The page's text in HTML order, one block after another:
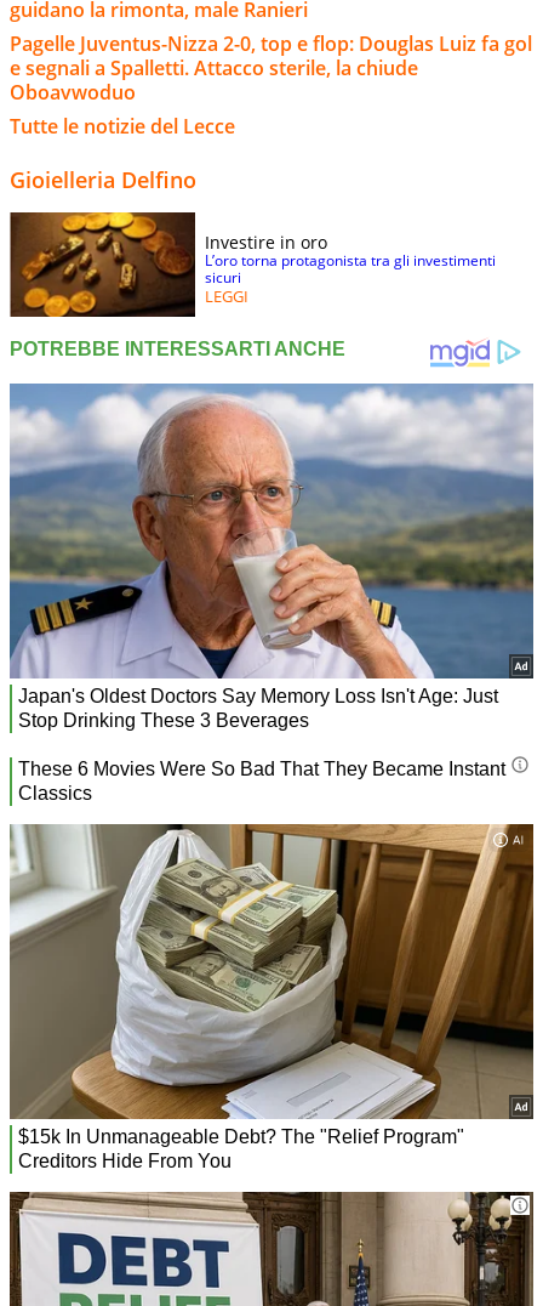
guidano la rimonta, male Ranieri
Pagelle Juventus-Nizza 2-0, top e flop: Douglas Luiz fa gol
e segnali a Spalletti. Attacco sterile, la chiude
Oboavwoduo
Tutte le notizie del Lecce
Gioielleria Delfino
Investire in oro
L’oro torna protagonista tra gli investimenti
sicuri
LEGGI